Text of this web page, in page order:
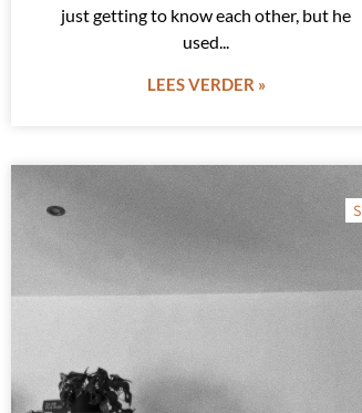
just getting to know each other, but he
used
LEES VERDER »